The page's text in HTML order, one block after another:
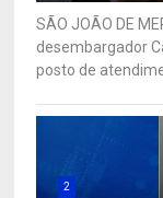
SÃO JOÃO DE
desembargador
posto de
2